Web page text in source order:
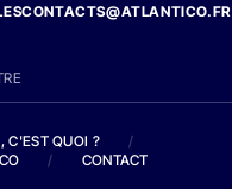
C'EST QUOI ?
/
/ CONTACT